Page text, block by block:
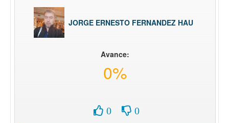
JORGE ERNESTO FERNANDEZ HAU
Avance:
0%
0 0